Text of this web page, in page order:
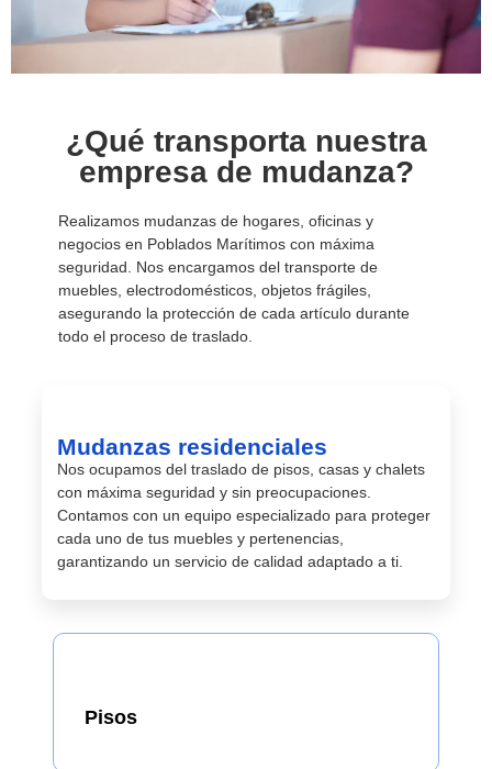
¿Qué transporta nuestra
empresa de mudanza?
Realizamos mudanzas de hogares, oficinas y
negocios en Poblados Marítimos con máxima
seguridad. Nos encargamos del transporte de
muebles, electrodomésticos, objetos frágiles,
asegurando la protección de cada artículo durante
todo el proceso de traslado.
Mudanzas residenciales
Nos ocupamos del traslado de pisos, casas y chalets
con máxima seguridad y sin preocupaciones.
Contamos con un equipo especializado para proteger
cada uno de tus muebles y pertenencias,
garantizando un servicio de calidad adaptado a ti.
Pisos